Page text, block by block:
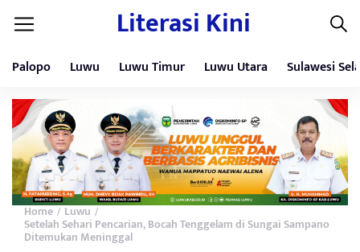
Literasi Kini
Palopo Luwu Luwu Timur Luwu Utara Sulawesi
Home / Luwu /
Setelah Sehari Pencarian, Bocah Tenggelam di Sungai Sampano
Ditemukan Meninggal